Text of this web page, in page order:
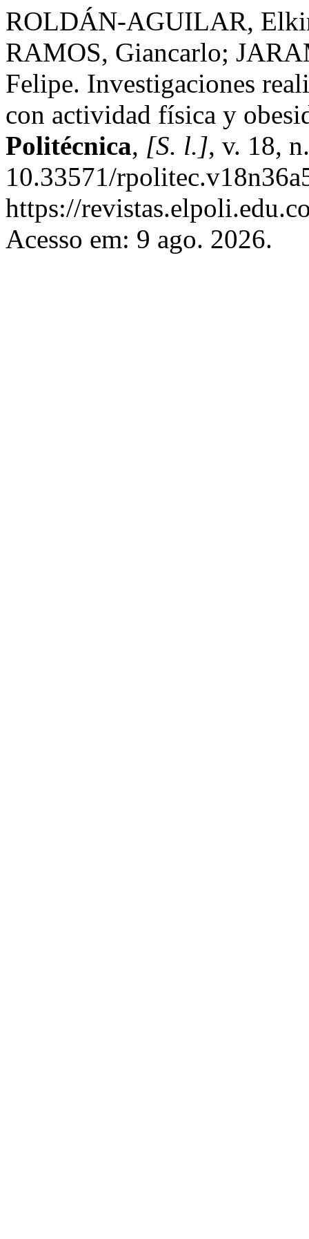
ROLDÁN-AGUILAR,
RAMOS, Giancarlo;
Felipe. Investigaciones
con actividad física y
Politécnica, [S. l.], v. 18,
10.33571/
https://
Acesso em: 9 ago. 2026.